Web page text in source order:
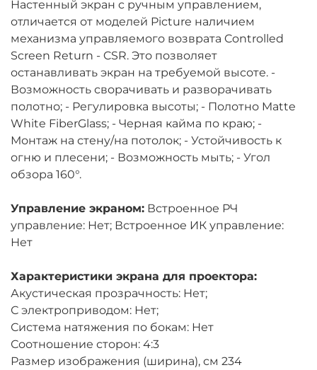
Настенный экран c ручным управлением,
отличается от моделей Picture наличием
механизма управляемого возврата Controlled
Screen Return - CSR. Это позволяет
останавливать экран на требуемой высоте. -
Возможность сворачивать и разворачивать
полотно; - Регулировка высоты; - Полотно Matte
White FiberGlass; - Черная кайма по краю; -
Монтаж на стену/на потолок; - Устойчивость к
огню и плесени; - Возможность мыть; - Угол
обзора 160°.
Управление экраном: Встроенное РЧ
управление: Нет; Встроенное ИК управление:
Нет
Характеристики экрана для проектора:
Акустическая прозрачность: Нет;
С электроприводом: Нет;
Система натяжения по бокам: Нет
Соотношение сторон: 4:3
Размер изображения (ширина), см 234